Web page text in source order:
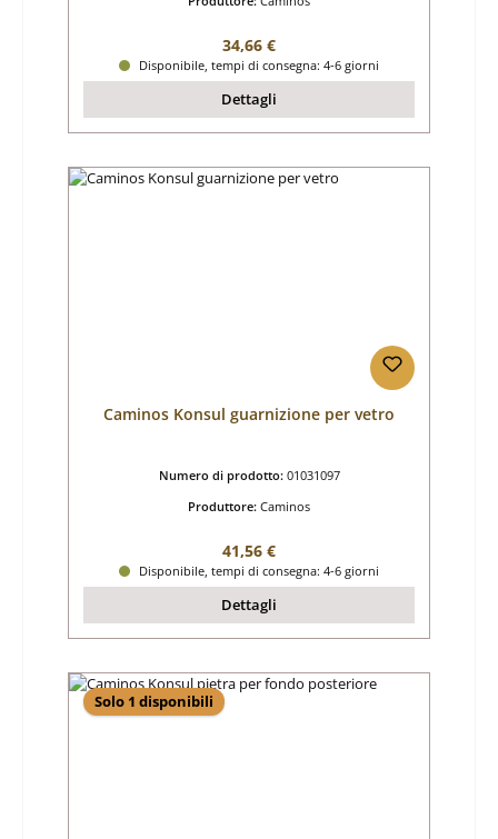
Prezzo normale:
34,66 €
Disponibile, tempi di consegna: 4-6 giorni
Dettagli
Caminos Konsul guarnizione per vetro
Numero di prodotto: 01031097
Produttore: Caminos
Prezzo normale:
41,56 €
Disponibile, tempi di consegna: 4-6 giorni
Dettagli
Solo 1 disponibili